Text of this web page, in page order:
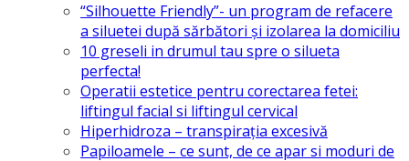
“Silhouette Friendly”- un program de refacere
a siluetei după sărbători și izolarea la domiciliu
10 greseli in drumul tau spre o silueta
perfecta!
Operatii estetice pentru corectarea fetei:
liftingul facial si liftingul cervical
Hiperhidroza – transpirația excesivă
Papiloamele – ce sunt, de ce apar si moduri de